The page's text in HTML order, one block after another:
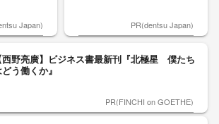
Japan) PR(dentsu Japan)
西野亮廣】ビジネス書最新刊『北極星 僕たち
どう働くか』
PR(FINCHI on GOETHE)